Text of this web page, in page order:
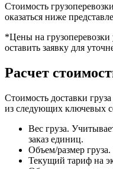
Стоимость
оказаться ниже
*Цены на грузоперевозки
оставить заявку для
Расчет
Стоимость доставки
из следующих ключевых
Вес груза.
заказ единиц.
Объем/размер
Текущий тариф на